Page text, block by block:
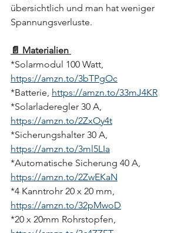
übersichtlich und man hat weniger
Spannungsverluste.
📄 Materialien
*Solarmodul 100 Watt,
https://amzn.to/3bTPgOc
*Batterie, https://amzn.to/33mJ4KR
*Solarladeregler 30 A,
https://amzn.to/2ZxOy4t
*Sicherungshalter 30 A,
https://amzn.to/3ml5LIa
*Automatische Sicherung 40 A,
https://amzn.to/2ZwEKaN
*4 Kanntrohr 20 x 20 mm,
https://amzn.to/32pMwoD
*20 x 20mm Rohrstopfen,